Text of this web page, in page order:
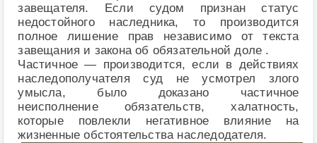
завещателя. Если судом признан статус
недостойного наследника, то производится
полное лишение прав независимо от текста
завещания и закона об обязательной доле .
Частичное — производится, если в действиях
наследополучателя суд не усмотрел злого
умысла, было доказано частичное
неисполнение обязательств, халатность,
которые повлекли негативное влияние на
жизненные обстоятельства наследодателя.